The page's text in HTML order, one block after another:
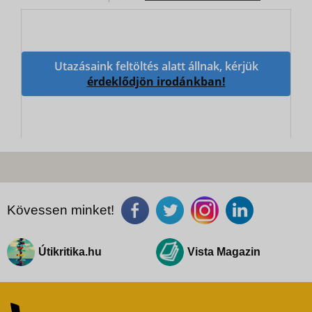
Utazásaink feltöltés alatt állnak, kérjük
érdeklődjön irodánkban!
Kövessen minket!
Útikritika.hu Vista Magazin